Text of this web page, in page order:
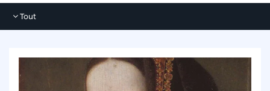
Tout
Photos